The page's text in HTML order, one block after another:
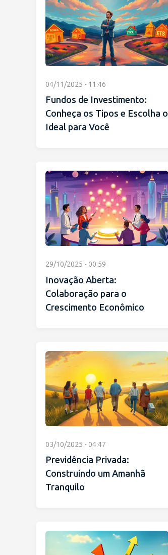
04/11/2025 - 11:46
Fundos de Investimento:
Conheça os Tipos e Escolha o
Ideal para Você
29/10/2025 - 00:59
Inovação Aberta:
Colaboração para o
Crescimento Econômico
03/10/2025 - 04:47
Previdência Privada:
Construindo um Amanhã
Tranquilo